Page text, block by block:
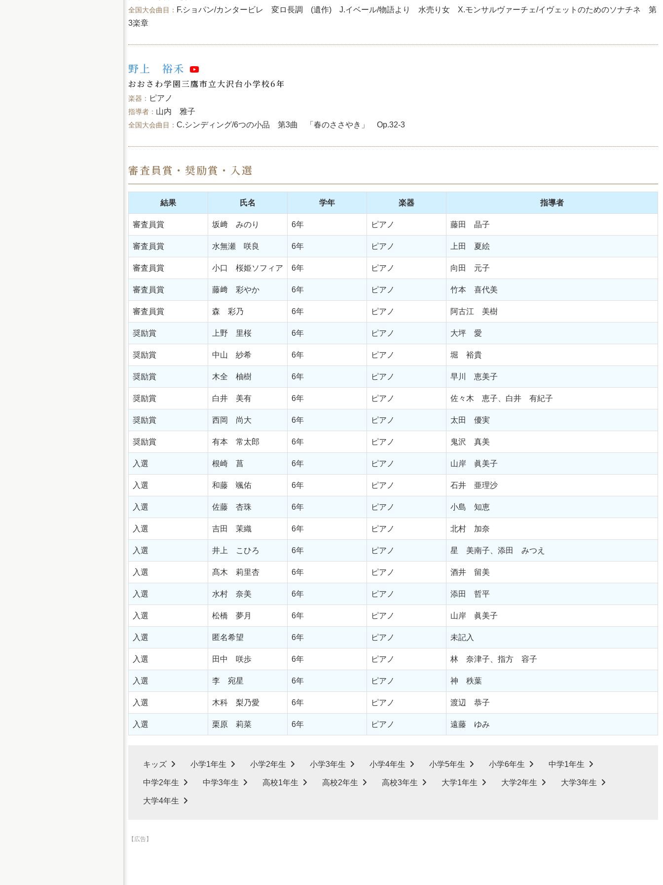
F.ショパン/カンタービレ 変ロ長調 (遺作) J.イベール/物語より 水売り女 X.モンサルヴァーチェ/イヴェットのためのソナチネ 第
3楽章
野上 裕禾
おおさわ学園三鷹市立大沢台小学校6年
ピアノ
山内 雅子
C.シンディング/6つの小品 第3曲 「春のささやき」 Op.32-3
審査員賞・奨励賞・入選
結果 氏名 学年 楽器 指導者
審査員賞 坂﨑 みのり 6年 ピアノ 藤田 晶子
審査員賞 水無瀬 咲良 6年 ピアノ 上田 夏絵
審査員賞 小口 桜姫ソフィア 6年 ピアノ 向田 元子
審査員賞 藤﨑 彩やか 6年 ピアノ 竹本 喜代美
審査員賞 森 彩乃 6年 ピアノ 阿古江 美樹
奨励賞 上野 里桜 6年 ピアノ 大坪 愛
奨励賞 中山 紗希 6年 ピアノ 堀 裕貴
奨励賞 木全 柚樹 6年 ピアノ 早川 恵美子
奨励賞 白井 美有 6年 ピアノ 佐々木 恵子、白井 有紀子
奨励賞 西岡 尚大 6年 ピアノ 太田 優実
奨励賞 有本 常太郎 6年 ピアノ 鬼沢 真美
入選 根崎 菖 6年 ピアノ 山岸 眞美子
入選 和藤 颯佑 6年 ピアノ 石井 亜理沙
入選 佐藤 杏珠 6年 ピアノ 小島 知恵
入選 吉田 茉織 6年 ピアノ 北村 加奈
入選 井上 こひろ 6年 ピアノ 星 美南子、添田 みつえ
入選 髙木 莉里杏 6年 ピアノ 酒井 留美
入選 水村 奈美 6年 ピアノ 添田 哲平
入選 松橋 夢月 6年 ピアノ 山岸 眞美子
入選 匿名希望 6年 ピアノ 未記入
入選 田中 咲歩 6年 ピアノ 林 奈津子、指方 容子
入選 李 宛星 6年 ピアノ 神 秩葉
入選 木科 梨乃愛 6年 ピアノ 渡辺 恭子
入選 栗原 莉菜 6年 ピアノ 遠藤 ゆみ
キッズ 小学1年生 小学2年生 小学3年生 小学4年生 小学5年生 小学6年生 中学1年生
中学2年生 中学3年生 高校1年生 高校2年生 高校3年生 大学1年生 大学2年生 大学3年生
大学4年生